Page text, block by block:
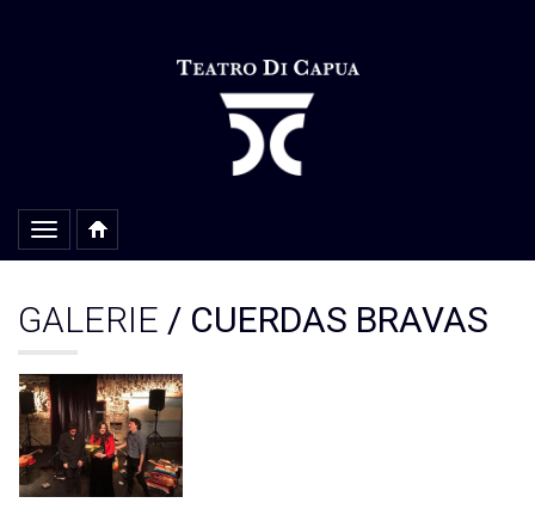
Alterar
navegação
GALERIE / CUERDAS BRAVAS